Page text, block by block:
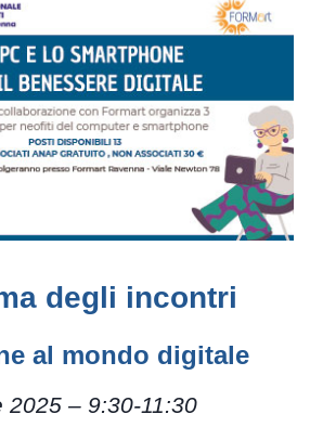
degli incontri
al mondo digitale
2025 – 9:30-11:30